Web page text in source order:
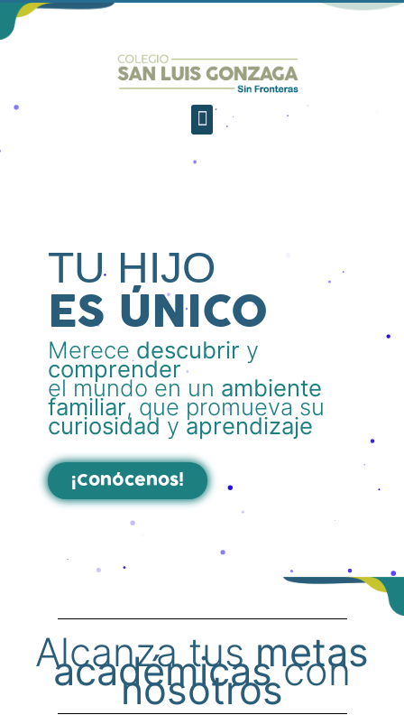
TU HIJO
ES ÚNICO
Merece descubrir y
comprender
el mundo en un ambiente
familiar, que promueva su
curiosidad y aprendizaje
¡Conócenos!
Alcanza tus metas
académicascon
nosotros